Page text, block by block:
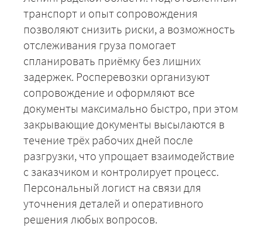
транспорт и опыт сопровождения
позволяют снизить риски, а возможность
отслеживания груза помогает
спланировать приёмку без лишних
задержек. Росперевозки организуют
сопровождение и оформляют все
документы максимально быстро, при этом
закрывающие документы высылаются в
течение трёх рабочих дней после
разгрузки, что упрощает взаимодействие
с заказчиком и контролирует процесс.
Персональный логист на связи для
уточнения деталей и оперативного
решения любых вопросов.